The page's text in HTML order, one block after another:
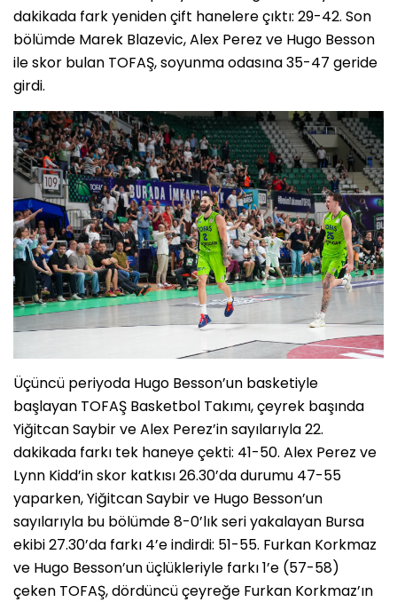
dakikada fark yeniden çift hanelere çıktı: 29-42. Son
bölümde Marek Blazevic, Alex Perez ve Hugo Besson
ile skor bulan TOFAŞ, soyunma odasına 35-47 geride
girdi.
Üçüncü periyoda Hugo Besson’un basketiyle
başlayan TOFAŞ Basketbol Takımı, çeyrek başında
Yiğitcan Saybir ve Alex Perez’in sayılarıyla 22.
dakikada farkı tek haneye çekti: 41-50. Alex Perez ve
Lynn Kidd’in skor katkısı 26.30’da durumu 47-55
yaparken, Yiğitcan Saybir ve Hugo Besson’un
sayılarıyla bu bölümde 8-0’lık seri yakalayan Bursa
ekibi 27.30’da farkı 4’e indirdi: 51-55. Furkan Korkmaz
ve Hugo Besson’un üçlükleriyle farkı 1’e (57-58)
çeken TOFAŞ, dördüncü çeyreğe Furkan Korkmaz’ın